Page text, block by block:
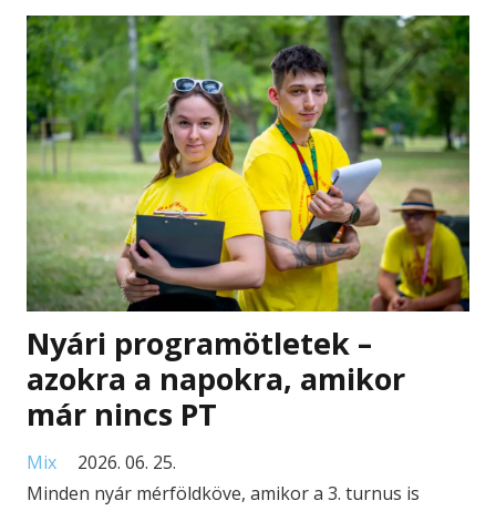
Nyári programötletek –
azokra a napokra, amikor
már nincs PT
Mix
2026. 06. 25.
Minden nyár mérföldköve, amikor a 3. turnus is